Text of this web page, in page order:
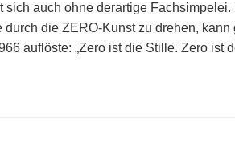
auch ohne derartige
die ZERO-Kunst zu drehen,
auflöste: „Zero ist die Stille. Zero ist